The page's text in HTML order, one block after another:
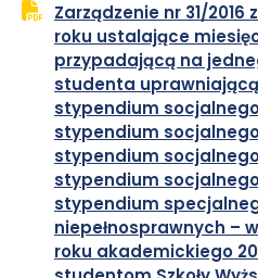
Zarządzenie nr 31/2016
roku ustalające
przypadającą na
studenta
stypendium
stypendium
stypendium
stypendium
stypendium
niepełnosprawnych –
roku akademickiego